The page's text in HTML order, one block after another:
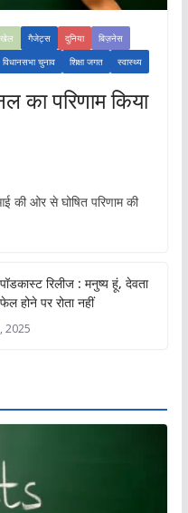
खेल गैजेट्स दुनिया
बिज़नेस
विधानसभा चुनाव शिक्षा जगत स्वास्थ्य
का परिणाम किया
की ओर से घोषित परिणाम की
रिलीज : मनुष्य हूं, देवता
होने पर रोता नहीं
2025